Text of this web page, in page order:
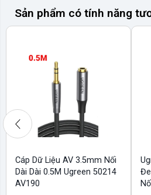
Sản phẩm có tính năng
Cáp Dữ Liệu AV 3.5mm Nối
Dài Dài 0.5M Ugreen 50214
AV190